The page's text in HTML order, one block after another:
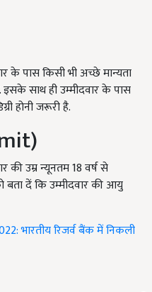
के पास किसी भी अच्छे मान्यता
इसके साथ ही उम्मीदवार के पास
होनी जरूरी है.
उम्र न्यूनतम 18 वर्ष से
दें कि उम्मीदवार की आयु
भारतीय रिजर्व बैंक में निकली